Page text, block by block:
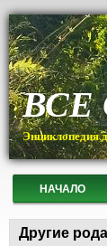
ВСЕ
Энциклопедия
НАЧАЛО
Другие